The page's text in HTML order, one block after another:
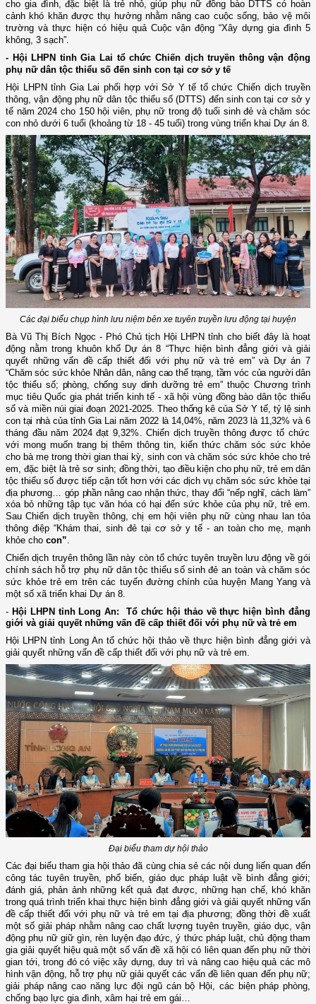
cho gia đình, đặc biệt là trẻ nhỏ, giúp phụ nữ đồng bào DTTS có hoàn
cảnh khó khăn được thụ hưởng nhằm nâng cao cuộc sống, bảo vệ môi
trường và thực hiện có hiệu quả Cuộc vận động “Xây dựng gia đình 5
không, 3 sạch”.
- Hội LHPN tỉnh Gia Lai tổ chức Chiến dịch truyền thông vận động
phụ nữ dân tộc thiểu số đến sinh con tại cơ sở y tế
Hội LHPNtỉnh Gia Lai phối hợp với Sở Y tế tổ chức Chiến dịch truyền
thông, vận động phụ nữ dân tộc thiểu số (DTTS) đến sinh con tại cơ sở y
tế năm 2024 cho 1 50 hội viên, phụ nữ trong độ tuổi sinh đẻ và chăm sóc
con nhỏ dưới 6 tuổi (khoảng từ 18 - 45 tuổi) trong vùng triển khai Dự án 8.
Các đại biểu chụp hình lưu niệm bên xe tuyên truyền lưu động tại huyện
Bà Vũ Thị Bích Ngọc - Phó Chủ tịch Hội LHPN tỉnh cho biết đây là hoạt
động nằm trong khuôn khổ Dự án 8 “Thực hiện bình đẳng giới và giải
quyết những vấn đề cấp thiết đối với phụ nữ và trẻ em” và Dự án 7
“Chăm sóc sức khỏe Nhân dân, nâng cao thể trạng, tầm vóc của người dân
tộc thiểu số; phòng, chống suy dinh dưỡng trẻ em” thuộc Chương trình
mục tiêu Quốc gia phát triển kinh tế - xã hội vùng đồng bào dân tộc thiểu
số và miền núi giai đoạn 2021-2025.Theo thống kê của Sở Y tế, tỷ lệ sinh
con tại nhà của tỉnh Gia Lai năm 2022 là 14,04%, năm 2023 là 11,32% và 6
tháng đầu năm 2024đạt 9,32% . Chiến dịchtruyền thôngđược tổ chức
với mong muốn trang bị thêm thông tin, kiến thức chăm sóc sức khỏe
cho bà mẹ trong thời gian thai kỳ, sinh con và chăm sóc sức khỏe cho trẻ
em, đặc biệt là trẻ sơ sinh; đồng thời, tạo điều kiện cho phụ nữ, trẻ em dân
tộc thiểu số được tiếp cận tốt hơn với các dịch vụ chăm sóc sức khỏe tại
địa phương… góp phần nâng cao nhận thức, thay đổi “nếp nghĩ, cách làm”
xóa bỏ những tập tục văn hóa có hại đến sức khỏe của phụ nữ, trẻ em.
Sau Chiến dịch truyền thông, chị em hội viên phụ nữ cùng nhau lan tỏa
thông điệp “Khám thai, sinh đẻ tại cơ sở y tế - an toàn cho mẹ, mạnh
khỏe cho con”.
Chiến dịch truyên thông lần này còn tổ chức tuyên truyền lưu động về gói
chính sách hỗ trợ phụ nữ dân tộc thiểu số sinh đẻ an toàn và chăm sóc
sức khỏe trẻ em trên các tuyến đường chính của huyện MangYang và
một số xã triển khai Dự án 8.
- Hội LHPN tỉnh Long An: Tổ chức hội thảo về thực hiện bình đẳng
giới và giải quyết những vấn đề cấp thiết đối với phụ nữ và trẻ em
Hội LHPN tỉnh Long An tổ chức hội thảo về thực hiện bình đẳng giới và
giải quyết những vấn đề cấp thiết đối với phụ nữ và trẻ em.
Đại biểu tham dự hội thảo
Các đại biểu tham gia hội thảo đã cùng chia sẻ các nội dung liến quan đến
công tác tuyên truyền, phổ biến, giáo dục pháp luật về bình đẳng giới;
đánh giá, phản ảnh những kết quả đạt được, những hạn chế, khó khăn
trong quá trình triển khai thực hiện bình đẳng giới và giải quyết những vấn
đề cấp thiết đối với phụ nữ và trẻ em tại địa phương; đồng thời đề xuất
một số giải pháp nhằm nâng cao chất lượng tuyên truyền, giáo dục, vận
động phụ nữ giữ gìn, rèn luyện đạo đức, ý thức pháp luật, chủ động tham
gia giải quyết hiệu quả một số vấn đề xã hội có liên quan đến phụ nữ thời
gian tới, trong đó có việc xây dựng, duy trì và nâng cao hiệu quả các mô
hình vận động, hỗ trợ phụ nữ giải quyết các vấn đề liên quan đến phụ nữ;
giải pháp nâng cao năng lực đội ngũ cán bộ Hội, các biện pháp phòng,
chống bạo lực gia đình, xâm hại trẻ em gái…